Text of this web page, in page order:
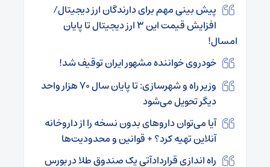
پیش بینی مهم برای دارندگان ارز دیجیتال/
افزایش قیمت این ۳ ارز دیجیتال تا پایان
امسال!
خودروی خواننده مشهور ایران توقیف شد!
وزیر راه و شهرسازی: تا پایان سال ۷۰ هزار واحد
دیگر تحویل می‌شود
آیا می‌توان داروهای بدون نسخه را از داروخانه
آنلاین تهیه کرد؟ + قوانین و محدودیت‌ها
راه اندازی قراردادآتی یک صندوق طلا در بورس